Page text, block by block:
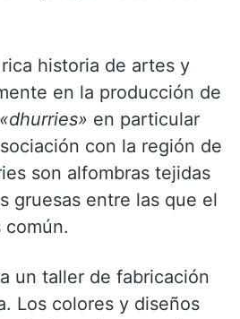
historia de artes y
en la producción de
«dhurries» en particular
con la región de
son alfombras tejidas
gruesas entre las que el
común.
un taller de fabricación
Los colores y diseños